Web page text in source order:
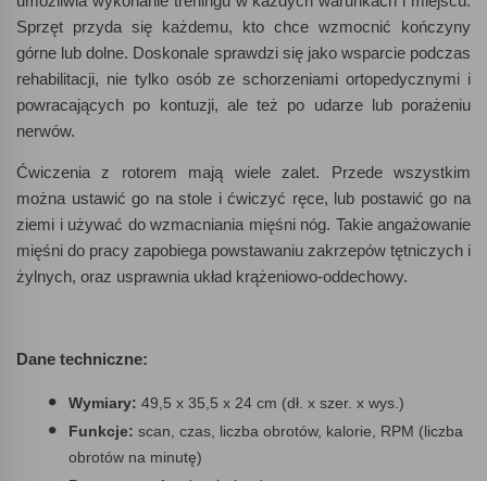
Sprzęt przyda się każdemu, kto chce wzmocnić kończyny
górne lub dolne. Doskonale sprawdzi się jako wsparcie podczas
rehabilitacji, nie tylko osób ze schorzeniami ortopedycznymi i
powracających po kontuzji, ale też po udarze lub porażeniu
nerwów.
Ćwiczenia z rotorem mają wiele zalet. Przede wszystkim
można ustawić go na stole i ćwiczyć ręce, lub postawić go na
ziemi i używać do wzmacniania mięśni nóg. Takie angażowanie
mięśni do pracy zapobiega powstawaniu zakrzepów tętniczych i
żylnych, oraz usprawnia układ krążeniowo-oddechowy.
Dane techniczne:
Wymiary: 49,5 x 35,5 x 24 cm (dł. x szer. x wys.)
Funkcje: scan, czas, liczba obrotów, kalorie, RPM (liczba
obrotów na minutę)